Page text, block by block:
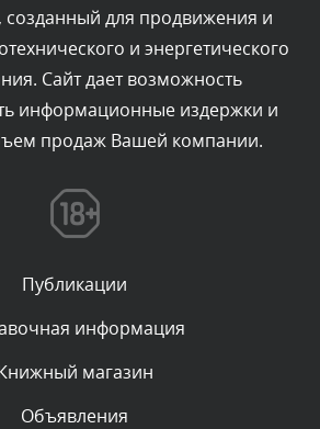
проверяется
будет виден после проверки
Вчера, в 16:49
проверяется
будет виден после проверки
проверяется
будет виден после проверки
проверяется
созданный для продвижения и
и энергетического
Сайт дает возможность
информационные издержки и
продаж Вашей компании.
Публикации
информация
магазин
Объявления